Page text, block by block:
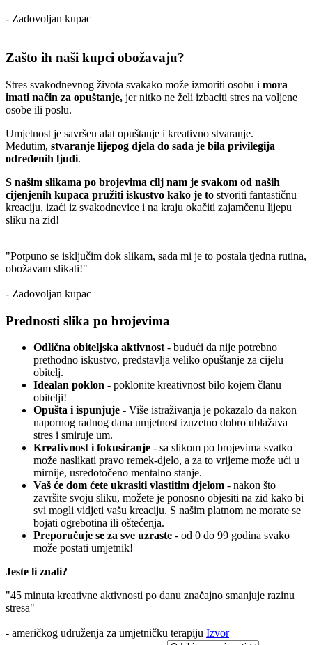
- Zadovoljan kupac
Zašto ih naši kupci obožavaju?
Stres svakodnevnog života svakako može izmoriti osobu i mora
imati način za opuštanje, jer nitko ne želi izbaciti stres na voljene
osobe ili poslu.
Umjetnost je savršen alat opuštanje i kreativno stvaranje.
Međutim, stvaranje lijepog djela do sada je bila privilegija
određenih ljudi.
S našim slikama po brojevima cilj nam je svakom od naših
cijenjenih kupaca pružiti iskustvo kako je to stvoriti fantastičnu
kreaciju, izaći iz svakodnevice i na kraju okačiti zajamčenu lijepu
sliku na zid!
"Potpuno se isključim dok slikam, sada mi je to postala tjedna rutina,
obožavam slikati!"
- Zadovoljan kupac
Prednosti slika po brojevima
Odlična obiteljska aktivnost- budući da nije potrebno
prethodno iskustvo, predstavlja veliko opuštanje za cijelu
obitelj.
Idealan poklon - poklonite kreativnost bilo kojem članu
obitelji!
Opušta i ispunjuje - Više istraživanja je pokazalo da nakon
napornog radnog dana umjetnost izuzetno dobro ublažava
stres i smiruje um.
Kreativnost i fokusiranje - sa slikom po brojevima svatko
može naslikati pravo remek-djelo, a za to vrijeme može ući u
mirnije, usredotočeno mentalno stanje.
Vaš će dom ćete ukrasiti vlastitim djelom - nakon što
završite svoju sliku, možete je ponosno objesiti na zid kako bi
svi mogli vidjeti vašu kreaciju. S našim platnom ne morate se
bojati ogrebotina ili oštećenja.
Preporučuje se za sve uzraste - od 0 do 99 godina svako
može postati umjetnik!
Jeste li znali?
"45 minuta kreativne aktivnosti po danu značajno smanjuje razinu
stresa"
- američkog udruženja za umjetničku terapiju Izvor